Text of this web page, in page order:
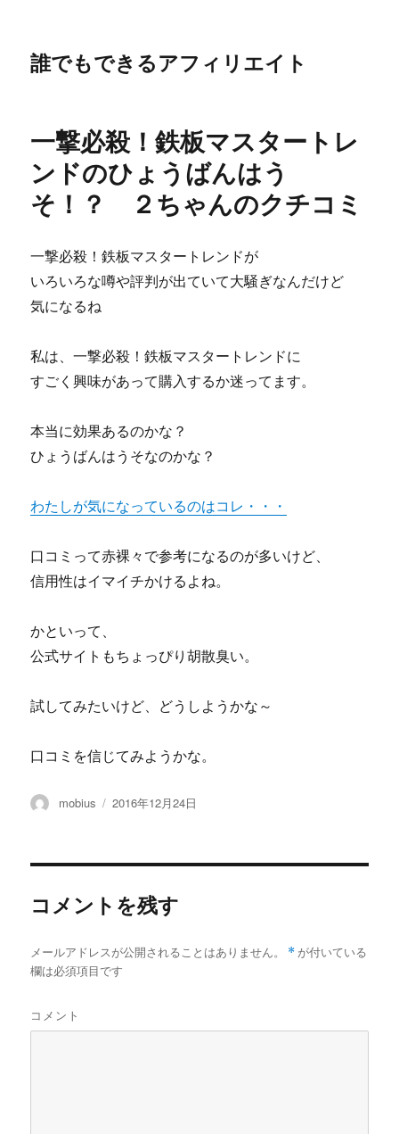
誰でもできるアフィリエイト
一撃必殺！鉄板マスタートレ
ンドのひょうばんはう
そ！？ ２ちゃんのクチコミ
一撃必殺！鉄板マスタートレンドが
いろいろな噂や評判が出ていて大騒ぎなんだけど
気になるね
私は、一撃必殺！鉄板マスタートレンドに
すごく興味があって購入するか迷ってます。
本当に効果あるのかな？
ひょうばんはうそなのかな？
わたしが気になっているのはコレ・・・
口コミって赤裸々で参考になるのが多いけど、
信用性はイマイチかけるよね。
かといって、
公式サイトもちょっぴり胡散臭い。
試してみたいけど、どうしようかな～
口コミを信じてみようかな。
投
mobius
投
2016年12月24日
コメントを残す
メールアドレスが公開されることはありません。 * が付いている
欄は必須項目です
コメント